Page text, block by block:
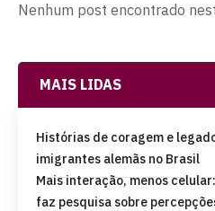
Nenhum post encontrado
MAIS LIDAS
Histórias de coragem e
imigrantes alemãs no Brasil
Mais interação, menos
faz pesquisa sobre